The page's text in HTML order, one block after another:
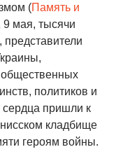
(Память и
мая, тысячи
общественных
политиков и
пришли к
кладбище
героям войны.